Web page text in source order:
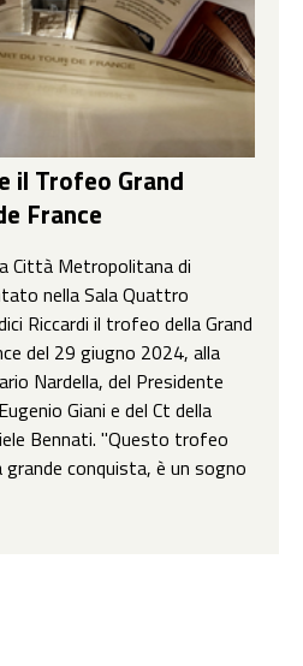
il Trofeo Grand
France
Città Metropolitana di
nella Sala Quattro
Riccardi il trofeo della Grand
del 29 giugno 2024, alla
Nardella, del Presidente
Giani e del Ct della
Bennati. "Questo trofeo
conquista, è un sogno